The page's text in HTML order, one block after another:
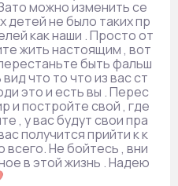
можно изменить се
детей не было таких пр
как наши . Просто от
жить настоящим , вот
быть фальш
что то что из вас ст
это и есть вы . Перес
и постройте свой , где
, у вас будут свои пра
получится прийти к к
всего. Не бойтесь , вни
в этой жизнь . Надею